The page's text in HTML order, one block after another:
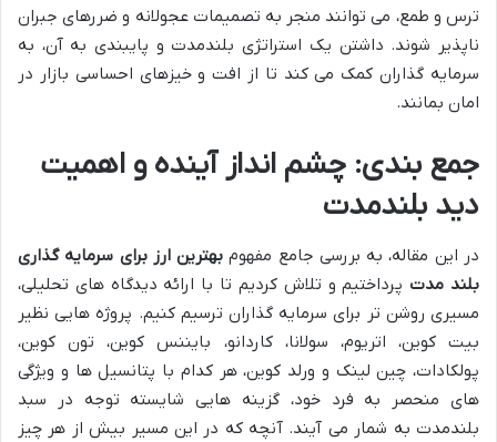
ترس و طمع، می توانند منجر به تصمیمات عجولانه و ضررهای جبران
ناپذیر شوند. داشتن یک استراتژی بلندمدت و پایبندی به آن، به
سرمایه گذاران کمک می کند تا از افت و خیزهای احساسی بازار در
امان بمانند.
جمع بندی: چشم انداز آینده و اهمیت
دید بلندمدت
در این مقاله، به بررسی جامع مفهوم بهترین ارز برای سرمایه گذاری
بلند مدت پرداختیم و تلاش کردیم تا با ارائه دیدگاه های تحلیلی،
مسیری روشن تر برای سرمایه گذاران ترسیم کنیم. پروژه هایی نظیر
بیت کوین، اتریوم، سولانا، کاردانو، بایننس کوین، تون کوین،
پولکادات، چین لینک و ورلد کوین، هر کدام با پتانسیل ها و ویژگی
های منحصر به فرد خود، گزینه هایی شایسته توجه در سبد
بلندمدت به شمار می آیند. آنچه که در این مسیر بیش از هر چیز